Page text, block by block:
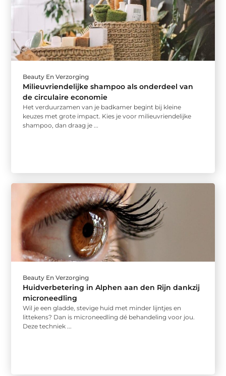
Beauty En Verzorging
Milieuvriendelijke shampoo als onderdeel van
de circulaire economie
Het verduurzamen van je badkamer begint bij kleine
keuzes met grote impact. Kies je voor milieuvriendelijke
shampoo, dan draag je ...
Beauty En Verzorging
Huidverbetering in Alphen aan den Rijn dankzij
microneedling
Wil je een gladde, stevige huid met minder lijntjes en
littekens? Dan is microneedling dé behandeling voor jou.
Deze techniek ...